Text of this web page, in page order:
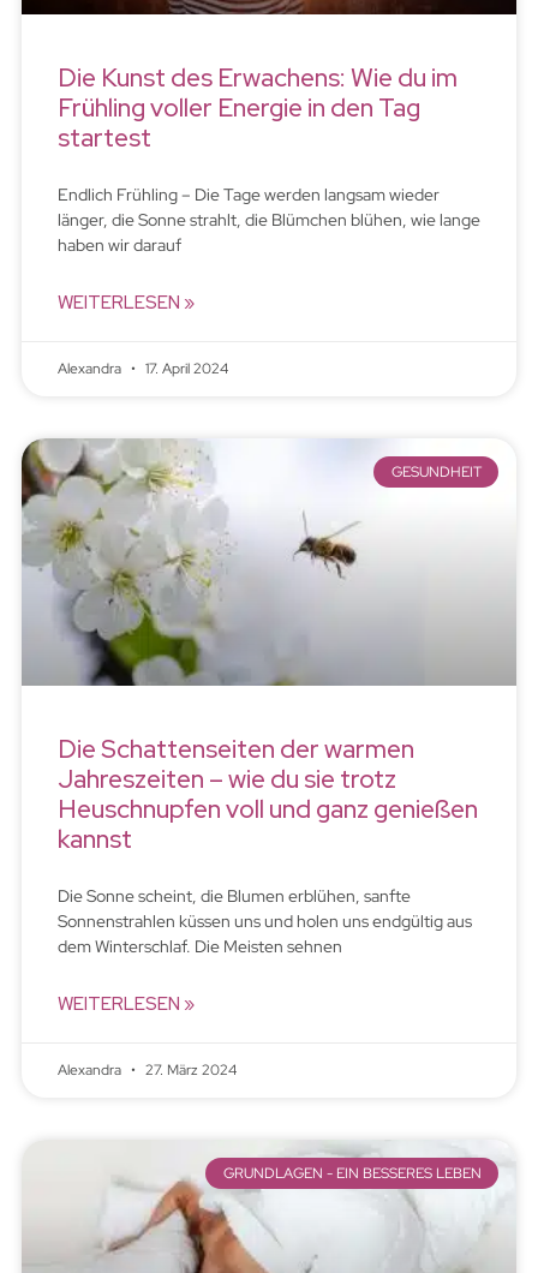
Die Kunst des Erwachens: Wie du im
Frühling voller Energie in den Tag
startest
Endlich Frühling – Die Tage werden langsam wieder
länger, die Sonne strahlt, die Blümchen blühen, wie lange
haben wir darauf
WEITERLESEN »
Alexandra 17. April 2024
GESUNDHEIT
Die Schattenseiten der warmen
Jahreszeiten – wie du sie trotz
Heuschnupfen voll und ganz genießen
kannst
Die Sonne scheint, die Blumen erblühen, sanfte
Sonnenstrahlen küssen uns und holen uns endgültig aus
dem Winterschlaf. Die Meisten sehnen
WEITERLESEN »
Alexandra 27. März 2024
GRUNDLAGEN - EIN BESSERES LEBEN